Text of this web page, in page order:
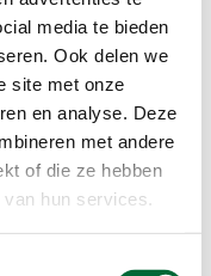
media te bieden
Ook delen we
site met onze
en analyse. Deze
met andere
of die ze hebben
hun services.